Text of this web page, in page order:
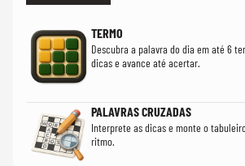
TERMO
Descubra a palavra do dia em até 6
dicas e avance até acertar.
PALAVRAS CRUZADAS
Interprete as dicas e monte o
ritmo.